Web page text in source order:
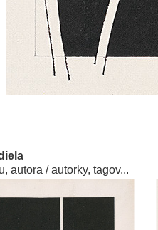
autora / autorky, tagov...